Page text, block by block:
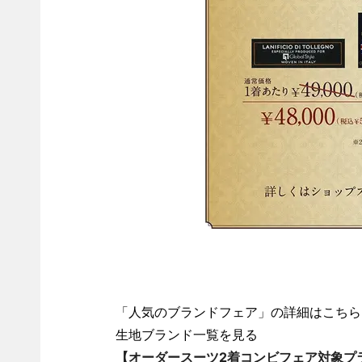
「人気のブランドフェア」の詳細はこちら
生地ブランド一覧を見る
【オーダースーツ2着コンビフェア対象プ